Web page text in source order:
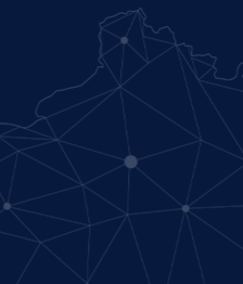
Italian
Kannada
Khmer
Malay
Marathi
Nepali